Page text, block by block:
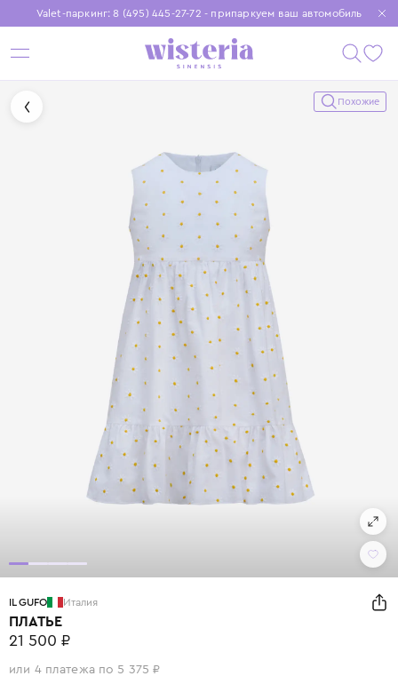
Valet-паркинг: 8 (495) 445-27-72 - припаркуем ваш автомобиль
Бесплатная доставка при заказе от 15 000 ₽
Установите приложение, чтобы покупки были еще удобнее
Похожие
IL GUFO Италия
ПЛАТЬЕ
21 500 ₽
или 4 платежа по 5 375 ₽